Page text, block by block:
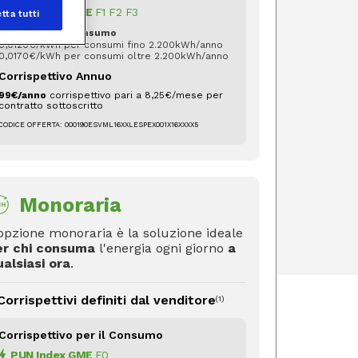
PUN Index GME F1 F2 F3
Contributo al Consumo
kWh per consumi fino 2.200kWh/anno
0,0170€/kWh per consumi oltre 2.200kWh/anno
Corrispettivo Annuo
99€/anno corrispettivo pari a 8,25€/mese per
contratto sottoscritto
OFFERTA: 000190ESVML16XXLESPEX001X16XXXX5
Monoraria
monoraria è la soluzione ideale
chi consuma l'energia ogni giorno a
ora.
definiti dal venditore(1)
Corrispettivo per il Consumo
PUN Index GME F0
tutti